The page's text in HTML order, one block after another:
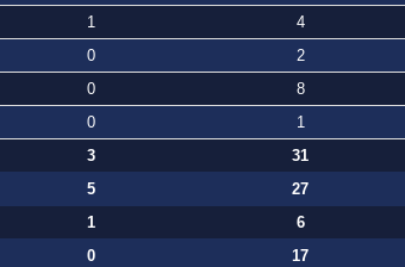
1 4
0 2
0 8
0 1
3 31
5 27
1 6
0 17